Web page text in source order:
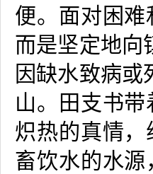
便。面对困
而是坚定地向
因缺水致病或
山。田支书
炽热的真情，
畜饮水的水